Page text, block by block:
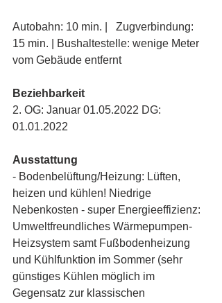
Autobahn: 10 min. |   Zugverbindung:
15 min. | Bushaltestelle: wenige Meter
vom Gebäude entfernt
Beziehbarkeit
2. OG: Januar 01.05.2022 DG:
01.01.2022
Ausstattung
- Bodenbelüftung/Heizung: Lüften,
heizen und kühlen! Niedrige
Nebenkosten - super Energieeffizienz:
Umweltfreundliches Wärmepumpen-
Heizsystem samt Fußbodenheizung
und Kühlfunktion im Sommer (sehr
günstiges Kühlen möglich im
Gegensatz zur klassischen